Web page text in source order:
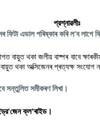
প্রশ্নাৱলীঃ
ফিটা এডাল পৰিষ্কাৰ কৰি ল'ব লাগে
বায়ুত থকা জলীয় বাষ্পৰ বাবে
থকা অক্সিজেনৰ প্ৰত্যক্ষ সংযোগ
সন্তুলিত সমীকৰণ লিখা।
'জেন ক্ল’ৰাইড।